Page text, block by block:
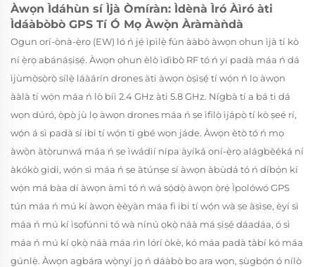
Àwọn Ìdáhùn sí Ìjà Òmíràn: Ìdènà Ìró Àìró àti
Ìdáàbòbò GPS Tí Ó Mọ Àwọ̀n Àràmàǹdà
Ogun orí-ọ̀nà-ẹ̀rọ (EW) ló ń jẹ́ ìpìlẹ̀ fún ààbò àwọn ohun ìjà tí kò
ní ẹ̀rọ abánáṣiṣẹ́. Àwọn ohun èlò ìdìbò RF tó ń yí padà máa ń dá
ìjùmọ̀sọ̀rọ̀ sílẹ̀ láàárín drones àti àwọn òṣìṣẹ́ tí wọ́n ń lo àwọn
ààlà tí wọ́n máa ń lò bíi 2.4 GHz àti 5.8 GHz. Nígbà tí a bá ti dá
wọn dúró, ọ̀pọ̀ jù lọ àwọn drones máa ń ṣe ìfilọ̀ ìjápọ̀ tí kò ṣeé rí,
wọ́n á sì padà sí ibi tí wọ́n ti gbé wọn jáde. Àwọn ètò tó ń mọ
àwọ̀n àtọ̀runwá máa ń ṣe ìwádìí nípa àyíká oní-ẹ̀rọ alágbèéká ní
àkókò gidi, wọ́n sì máa ń ṣe àtúnṣe sí àwọn àbùdá tó ń díbọ́n kí
wọ́n má bàa dí àwọn àmì tó ń wá sọ́dọ̀ àwọn ọ̀rẹ́ Ìpolówó GPS
tún máa ń mú kí àwọn èèyàn máa fi ibi tí wọ́n wà ṣe àṣìṣe, èyí sì
máa ń mú kí ìsọfúnni tó wà nínú ọkọ̀ náà má ṣiṣẹ́ dáadáa, ó sì
máa ń mú kí ọkọ̀ náà máa rìn lórí òkè, kó máa padà tàbí kó máa
gúnlẹ̀. Àwọn agbára wọ̀nyí jọ ń dáàbò bo ara wọn, ṣùgbọ́n ó nílò